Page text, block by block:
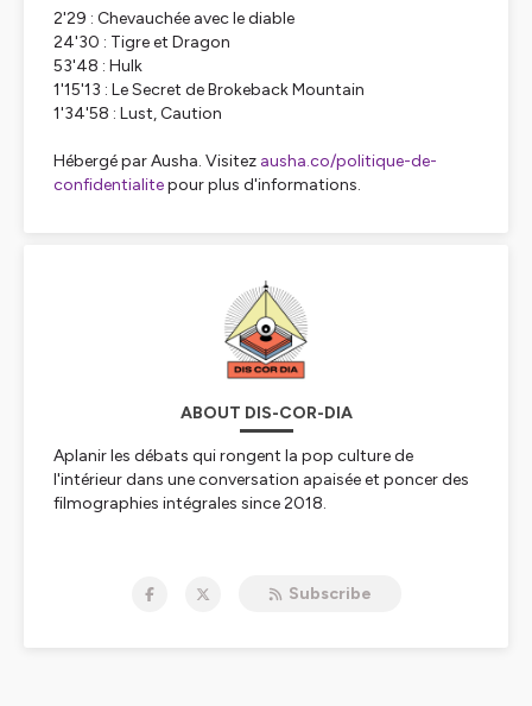
2'29 : Chevauchée avec le diable
24'30 : Tigre et Dragon
53'48 : Hulk
1'15'13 : Le Secret de Brokeback Mountain
1'34'58 : Lust, Caution
Hébergé par Ausha. Visitez ausha.co/politique-de-
confidentialitepour plus d'informations.
ABOUT DIS-COR-DIA
Aplanir les débats qui rongent la pop culture de
l'intérieur dans une conversation apaisée et poncer des
filmographies intégrales since 2018.
Subscribe